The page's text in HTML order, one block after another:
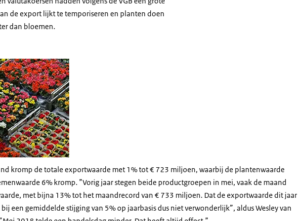
de export lijkt te temporiseren en planten doen
dan bloemen.
kromp de totale exportwaarde met 1% tot € 723 miljoen, waarbij de plantenwaarde
6% kromp. ”Vorig jaar stegen beide productgroepen in mei, vaak de maand
met bijna 13% tot het maandrecord van € 733 miljoen. Dat de exportwaarde dit jaar
een gemiddelde stijging van 5% op jaarbasis dus niet verwonderlijk”, aldus Wesley van